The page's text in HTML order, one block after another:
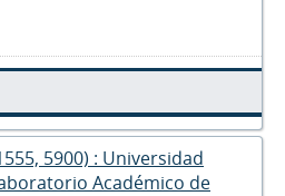
5900) : Universidad
Académico de